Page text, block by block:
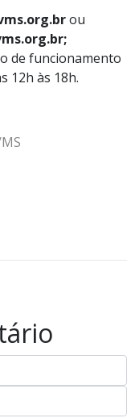
ou
de funcionamento
12h às 18h.